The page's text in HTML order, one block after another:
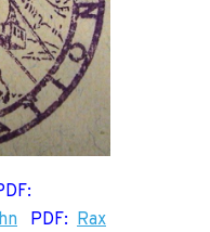
PDF: Rax